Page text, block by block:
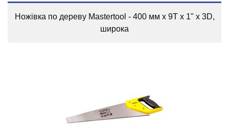
Ножівка по дереву Mastertool - 400 мм x 9T x 1" x 3D,
широка